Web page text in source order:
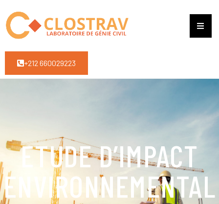
+212 660029223
ETUDE D’IMPACT
ENVIRONNEMENTAL